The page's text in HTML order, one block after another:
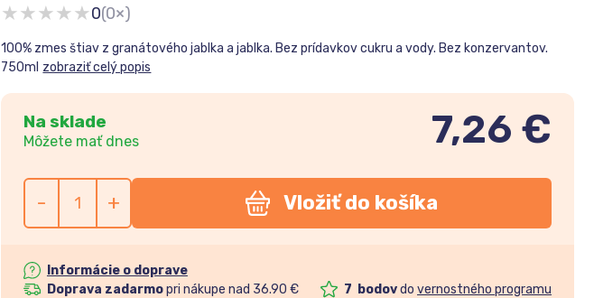
★★★★★0(0×)
100% zmes štiav z granátového jablka a jablka. Bez prídavkov cukru a vody. Bez konzervantov.
750ml zobraziť celý popis
Na sklade
Môžete mať dnes 7,26 €
- + Vložiť do košíka
Informácie o doprave
Doprava zadarmopri nákupe nad 36.90 € 7 bodovdo vernostného programu